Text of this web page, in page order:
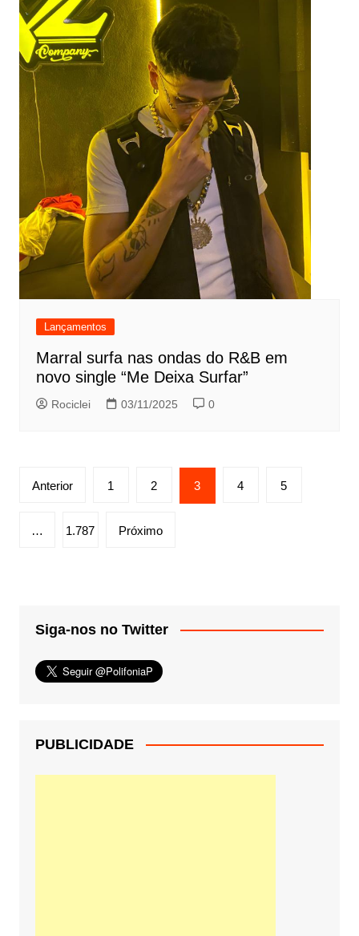
Lançamentos
Marral surfa nas ondas do R&B em
novo single “Me Deixa Surfar”
Rociclei 03/11/2025 0
Paginação
posts
Anterior 1 2 3 4 5
… 1.787 Próximo
Siga-nos no Twitter
PUBLICIDADE